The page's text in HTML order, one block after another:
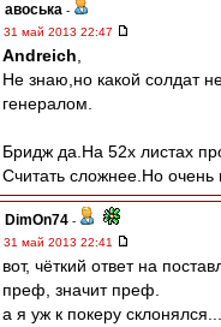
авоська -
31 май 2013 22:47
Andreich
Не знаю,но какой солдат
генералом.
Бридж да.На 52х листах
Считать сложнее.Но очень
DimOn74 -
31 май 2013 22:41
вот, чёткий ответ на
преф, значит преф.
а я уж к покеру склонялся...